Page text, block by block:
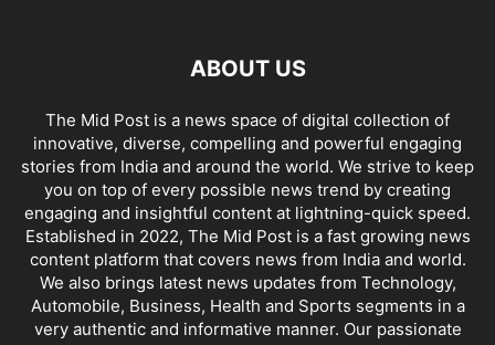
ABOUT US
The Mid Post is a news space of digital collection of
innovative, diverse, compelling and powerful engaging
stories from India and around the world. We strive to keep
you on top of every possible news trend by creating
engaging and insightful content at lightning-quick speed.
Established in 2022, The Mid Post is a fast growing news
content platform that covers news from India and world.
We also brings latest news updates from Technology,
Automobile, Business, Health and Sports segments in a
very authentic and informative manner. Our passionate